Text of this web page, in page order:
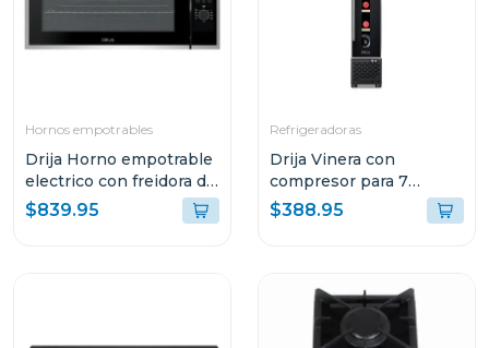
Hornos empotrables
Drija Horno empotrable
electrico con freidora de
aire de 105l america90
$839.95
Refrigeradoras
Drija Vinera con
compresor para 7
botellas malbec 7
$388.95